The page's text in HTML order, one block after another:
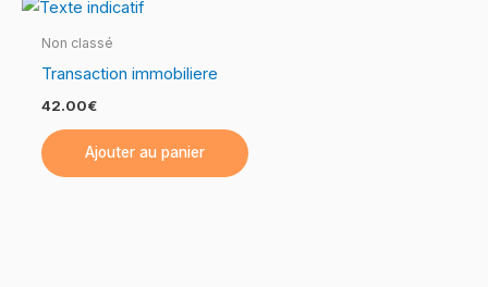
Non classé
Transaction immobiliere
42.00€
Ajouter au panier